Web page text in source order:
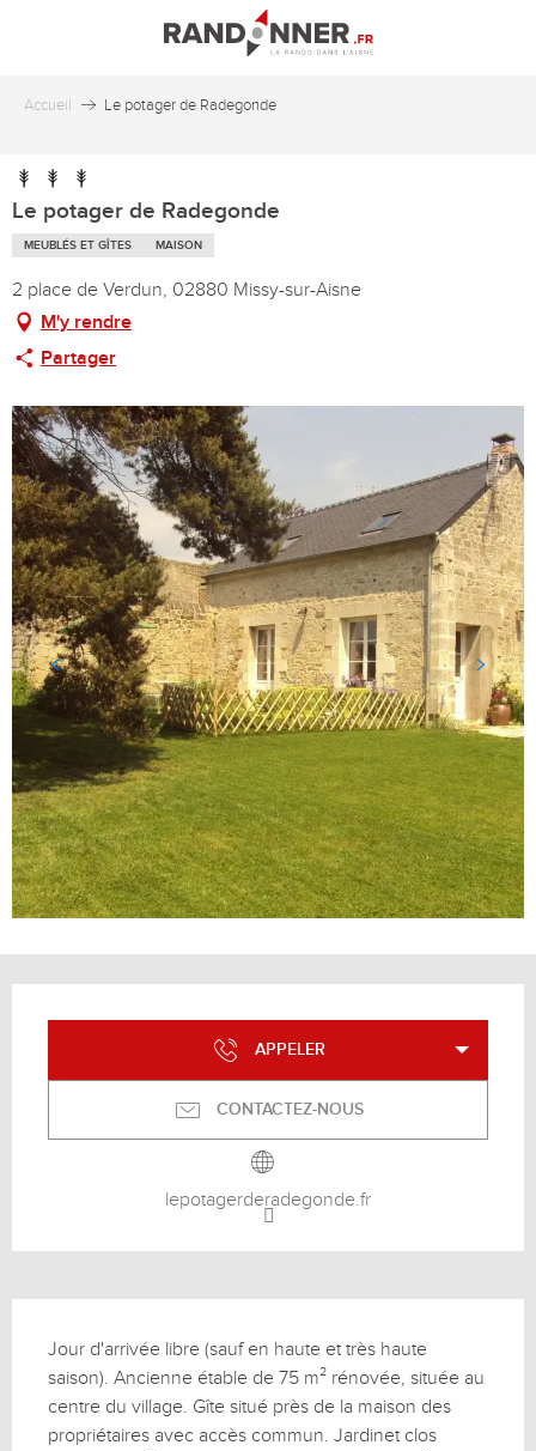
principal
Accueil Le potager de Radegonde
Le potager de Radegonde
MEUBLÉS ET GÎTES MAISON
2 place de Verdun, 02880 Missy-sur-Aisne
M'y rendre
Partager
APPELER
CONTACTEZ-NOUS
lepotagerderadegonde.fr
Jour d'arrivée libre (sauf en haute et très haute
saison). Ancienne étable de 75 m² rénovée, située au
centre du village. Gîte situé près de la maison des
propriétaires avec accès commun. Jardinet clos